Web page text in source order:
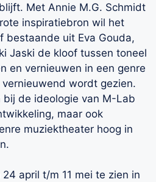
Met Annie M.G. Schmidt
inspiratiebron wil het
bestaande uit Eva Gouda,
Jaski de kloof tussen toneel
en vernieuwen in een genre
wordt gezien.
bij de ideologie van M-Lab
maar ook
muziektheater hoog in
24 april t/m 11 mei te zien in